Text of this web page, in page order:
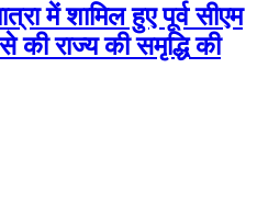
में शामिल हुए पूर्व सीएम
की राज्य की समृद्धि की